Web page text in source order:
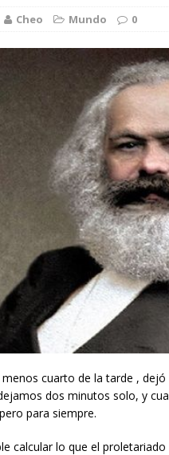
Cheo Mundo 0
cuarto de la tarde ,
dos minutos solo, y
para siempre.
calcular lo que el